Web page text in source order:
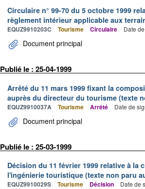
Circulaire n° 99-70 du 5 octobre 1999
règlement intérieur applicable aux
EQUZ9910203C Tourisme Circulaire Date
Document principal
Publié le : 25-04-1999
Arrêté du 11 mars 1999 fixant la
auprès du directeur du tourisme (texte
EQUZ9910037A Tourisme Arrêté Date de
Document principal
Publié le : 25-03-1999
Décision du 11 février 1999 relative à
l'ingénierie touristique (texte non paru
EQUZ9910029S Tourisme Décision Date de